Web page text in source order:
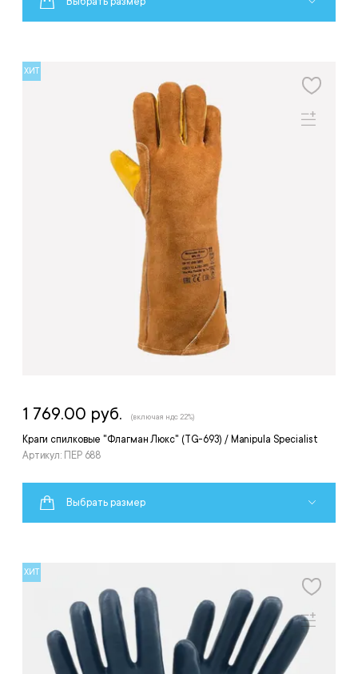
ХИТ
Краги спилковые "Флагман Люкс" (TG-693) / Manipula Specialist
Артикул: ПЕР 688
1 769.00 руб. (включая ндс 22%)
Выбрать размер
ХИТ